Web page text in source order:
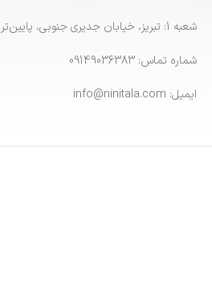
شعبه 1: تبریز، خیابان جدیری جنوبی، پایین‌تر از ایرانسل، تقاطع پاشایی
شماره تماس: 09149036383
ایمیل: info@ninitala.com